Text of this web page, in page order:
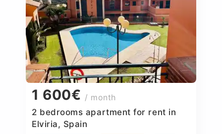
1 600€ / month
2 bedrooms apartment for rent in
Elviria, Spain